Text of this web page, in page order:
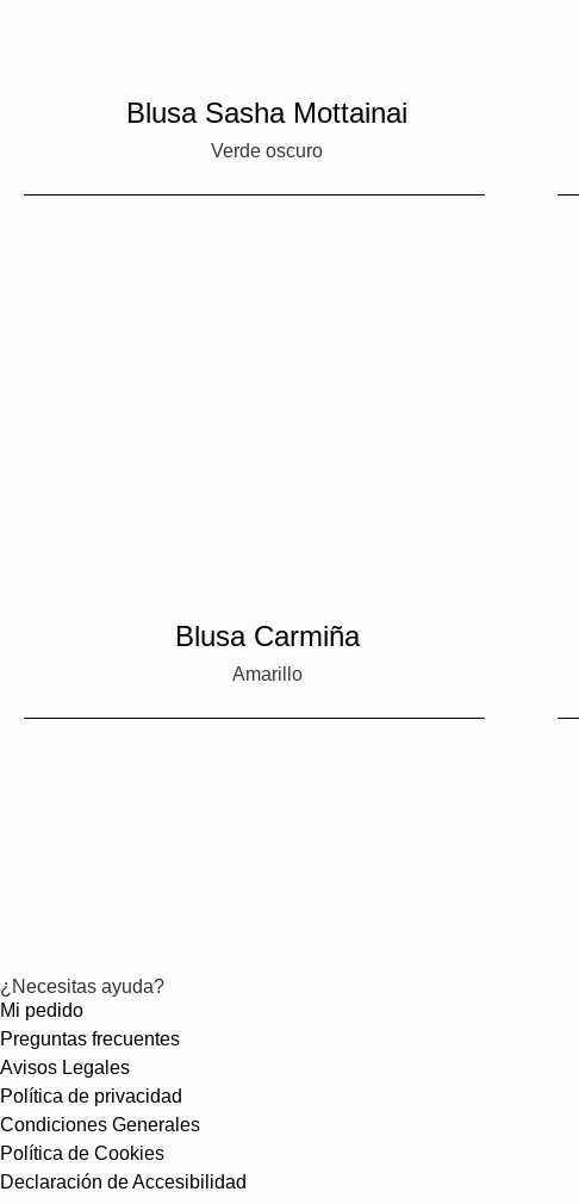
Blusa Sasha Mottainai
Verde oscuro
Blusa Carmiña
Amarillo
¿Necesitas ayuda?
Mi pedido
Preguntas frecuentes
Avisos Legales
Política de privacidad
Condiciones Generales
Política de Cookies
Declaración de Accesibilidad